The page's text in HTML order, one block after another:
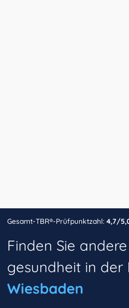
Gesamt-TBR®-Prüfpunktzahl: 4,7/
Finden Sie
gesundheit in der
Wiesbaden